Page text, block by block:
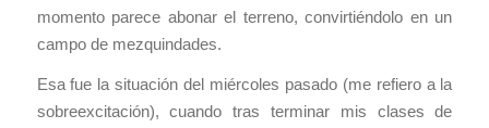
momento parece abonar el terreno, convirtiéndolo en un
campo de mezquindades.
Esa fue la situación del miércoles pasado (me refiero a la
sobreexcitación), cuando tras terminar mis clases de